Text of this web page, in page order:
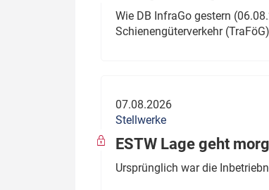
wen?
Thema des Monats
Dossier: Generalsanierung
Dossier: ETCS
Wie DB InfraGo gestern
Schienengüterverkehr
07.08.2026
Stellwerke
ESTW Lage geht
Ursprünglich war die